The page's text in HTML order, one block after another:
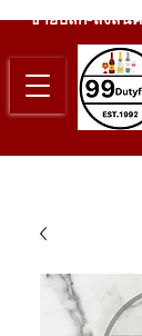
ขายปลีก-ส่งสิน